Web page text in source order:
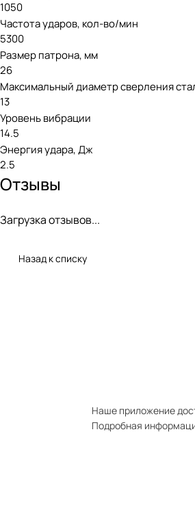
1050
Частота ударов, кол-во/мин
5300
Размер патрона, мм
26
Максимальный диаметр сверления
13
Уровень вибрации
14.5
Энергия удара, Дж
2.5
Отзывы
Загрузка отзывов...
Назад к списку
Наше приложение
Подробная